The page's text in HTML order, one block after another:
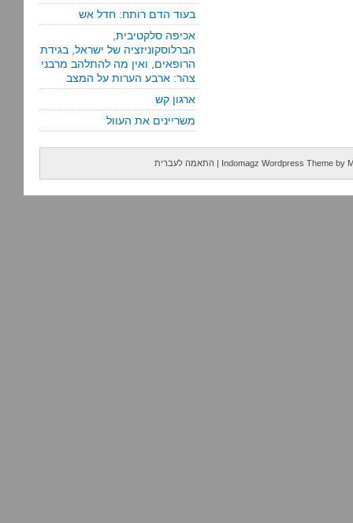
בעוד הדם רותח: חדל אש
אכיפה סלקטיבית,
הברלוסקוניזציה של ישראל, בגידת
הרופאים, ואין מה להתלהב מרבני
צהר: ארבע הערות על המצב
ארגון קש
משריינים את העוול
Indomagz Wordpress Theme by
| התאמה לעברית